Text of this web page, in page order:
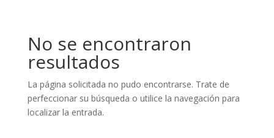
No se encontraron
resultados
La página solicitada no pudo encontrarse. Trate de
perfeccionar su búsqueda o utilice la navegación para
localizar la entrada.